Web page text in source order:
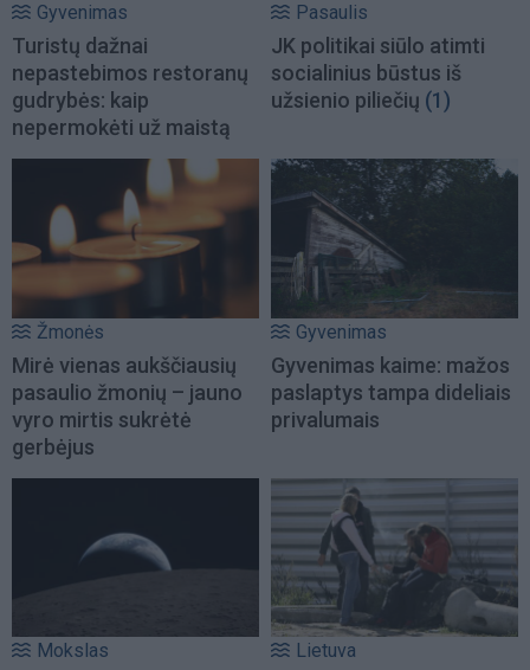
Gyvenimas
Turistų dažnai
nepastebimos restoranų
gudrybės: kaip
nepermokėti už maistą
Pasaulis
JK politikai siūlo atimti
socialinius būstus iš
užsienio piliečių (1)
Žmonės
Mirė vienas aukščiausių
pasaulio žmonių – jauno
vyro mirtis sukrėtė
gerbėjus
Gyvenimas
Gyvenimas kaime: mažos
paslaptys tampa dideliais
privalumais
Mokslas Lietuva